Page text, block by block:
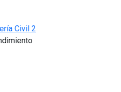
Civil 2